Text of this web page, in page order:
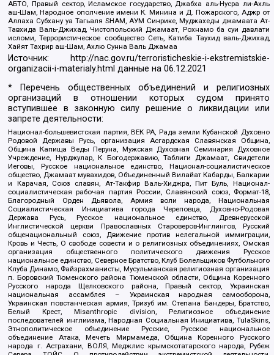
АБТО, Правый сектор, Исламское государство, Джабха аль-Нусра ли-Ахль
аш-Шам, Народное ополчение имени К. Минина и Д. Пожарского, Аджр от
Аллаха Субхану уа Тагьаля SHAM, АУМ Синрике, Муджахеды джамаата Ат-
Тавхида Валь-Джихад, Чистопольский Джамаат, Рохнамо ба суи давлати
исломи, Террористическое сообщество Сеть, Катиба Таухид валь-Джихад,
Хайят Тахрир аш-Шам, Ахлю Сунна Валь Джамаа
Источник:
http://nac.gov.ru/terroristicheskie-i-ekstremistskie-
organizacii-i-materialy.html данные на06.12.2021
* Перечень общественных объединений и религиозных
организаций в отношении которых судом принято
вступившее в законную силу решение о ликвидации или
запрете деятельности:
Национал-большевистская партия, ВЕК РА, Рада земли Кубанской Духовно
Родовой Державы Русь, организация Асгардская Славянская Община,
Община Капища Веды Перуна, Мужская Духовная Семинария Духовное
Учреждение, Нурджулар, К Богодержавию, Таблиги Джамаат, Свидетели
Иеговы, Русское национальное единство, Национал-социалистическое
общество, Джамаат мувахидов, Объединенный Вилайат Кабарды, Балкарии
и Карачая, Союз славян, Ат-Такфир Валь-Хиджра, Пит Буль, Национал-
социалистическая рабочая партия России, Славянский союз, Формат-18,
Благородный Орден Дьявола, Армия воли народа, Национальная
Социалистическая Инициатива города Череповца, Духовно-Родовая
Держава Русь, Русское национальное единство, Древнерусской
Инглистической церкви Православных Староверов-Инглингов, Русский
общенациональный союз, Движение против нелегальной иммиграции,
Кровь и Честь, О свободе совести и о религиозных объединениях, Омская
организация общественного политического движения Русское
национальное единство, Северное Братство, Клуб Болельщиков Футбольного
Клуба Динамо, Файзрахманисты, Мусульманская религиозная организация
п. Боровский Тюменского района Тюменской области, Община Коренного
Русского народа Щелковского района, Правый сектор, Украинская
национальная ассамблея – Украинская народная самооборона,
Украинская повстанческая армия, Тризуб им. Степана Бандеры, Братство,
Белый Крест, Misanthropic division, Религиозное объединение
последователей инглиизма, Народная Социальная Инициатива, TulaSkins,
Этнополитическое объединение Русские, Русское национальное
объединение Атака, Мечеть Мирмамеда, Община Коренного Русского
народа г. Астрахани, ВОЛЯ, Меджлис крымскотатарского народа, Рубеж